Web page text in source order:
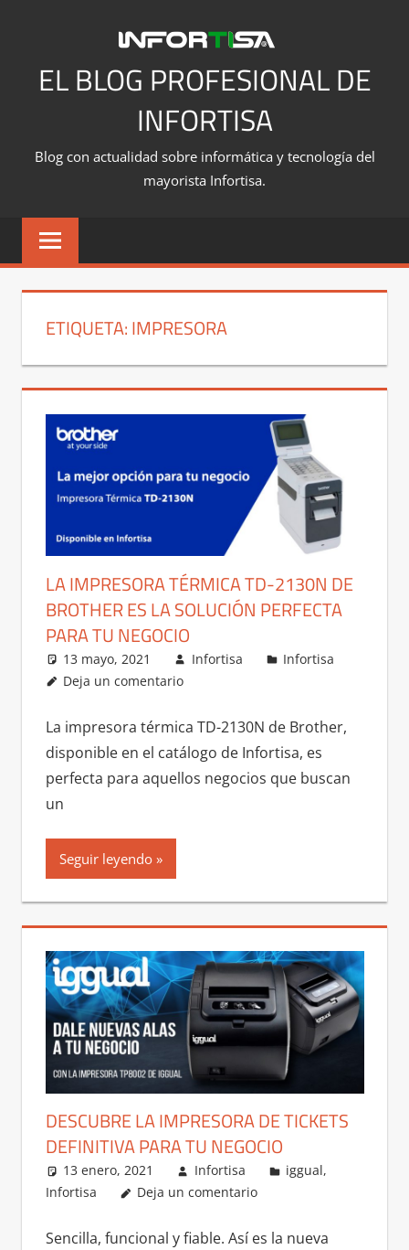
contenidoEL BLOG PROFESIONAL DE
INFORTISA
Blog con actualidad sobre informática y tecnología del
mayorista Infortisa.
ETIQUETA:IMPRESORA
LA IMPRESORA TÉRMICA TD-2130N DE
BROTHER ES LA SOLUCIÓN PERFECTA
PARA TU NEGOCIO
13 mayo, 2021 Infortisa
Infortisa
Deja un comentario
La impresora térmica TD-2130N de Brother,
disponible en el catálogo de Infortisa, es
perfecta para aquellos negocios que buscan
un
Seguir leyendo
DESCUBRE LA IMPRESORA DE TICKETS
DEFINITIVA PARA TU NEGOCIO
13 enero, 2021 Infortisa iggual,
Infortisa
Deja un comentario
Sencilla, funcional y fiable. Así es la nueva